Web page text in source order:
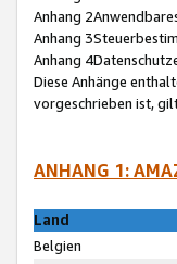
Anhang
Anhang
Anhang
Diese Anhänge
vorgeschrieben ist,
ANHANG 1:
Land
Belgien